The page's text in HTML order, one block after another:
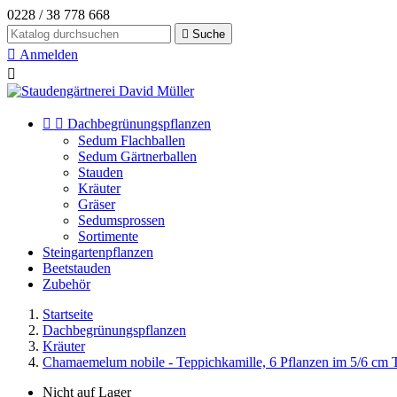
0228 / 38 778 668
 Suche
 Anmelden

  Dachbegrünungspflanzen
Sedum Flachballen
Sedum Gärtnerballen
Stauden
Kräuter
Gräser
Sedumsprossen
Sortimente
Steingartenpflanzen
Beetstauden
Zubehör
Startseite
Dachbegrünungspflanzen
Kräuter
Chamaemelum nobile - Teppichkamille, 6 Pflanzen im 5/6 cm
Nicht auf Lager